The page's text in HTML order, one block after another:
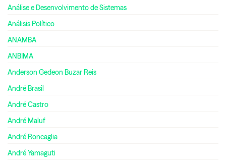
Análise e Desenvolvimento de Sistemas
Análisis Político
ANAMBA
ANBIMA
Anderson Gedeon Buzar Reis
André Brasil
André Castro
André Maluf
André Roncaglia
André Yamaguti